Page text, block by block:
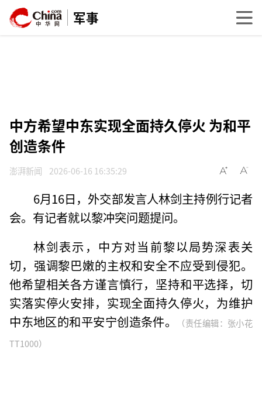
军事
中方希望中东实现全面持久停火 为和平
创造条件
澎湃新闻 2026-06-16 16:35:29
6月16日，外交部发言人林剑主持例行记者
会。有记者就以黎冲突问题提问。
林剑表示，中方对当前黎以局势深表关
切，强调黎巴嫩的主权和安全不应受到侵犯。
他希望相关各方谨言慎行，坚持和平选择，切
实落实停火安排，实现全面持久停火，为维护
中东地区的和平安宁创造条件。
（责任编辑：张小花
TT1000）